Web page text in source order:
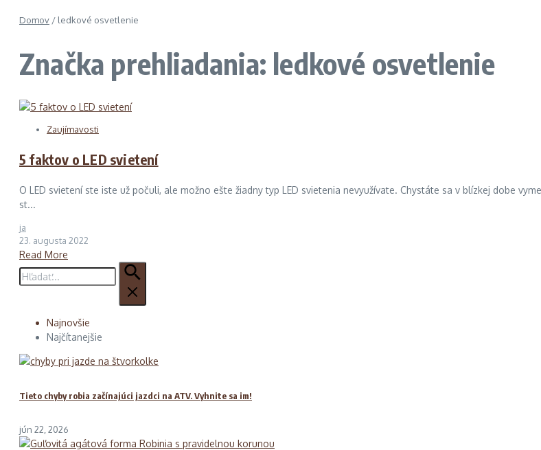
Domov / ledkové osvetlenie
Značka prehliadania: ledkové osvetlenie
Zaujímavosti
5 faktov o LED svietení
O LED svietení ste iste už počuli, ale možno ešte žiadny typ LED svietenia nevyužívate. Chystáte sa v blízkej dobe
st...
ja
23. augusta 2022
Read More
Hľadať:
Najnovšie
Najčítanejšie
Tieto chyby robia začínajúci jazdci na ATV. Vyhnite sa im!
jún 22, 2026